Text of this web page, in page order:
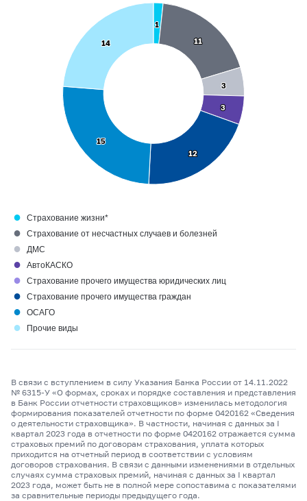
1
1
11
11
3
3
3
3
12
12
15
15
14
14
● Страхование жизни*
● Страхование от несчастных случаев и болезней
● ДМС
● АвтоКАСКО
● Страхование прочего имущества юридических лиц
● Страхование прочего имущества граждан
● ОСАГО
● Прочие виды
В связи с вступлением в силу Указания Банка России от 14.11.2022
№ 6315-У «О формах, сроках и порядке составления и представления
в Банк России отчетности страховщиков» изменилась методология
формирования показателей отчетности по форме 0420162 «Сведения
о деятельности страховщика». В частности, начиная с данных за I
квартал 2023 года в отчетности по форме 0420162 отражается сумма
страховых премий по договорам страхования, уплата которых
приходится на отчетный период в соответствии с условиям
договоров страхования. В связи с данными изменениями в отдельных
случаях сумма страховых премий, начиная с данных за I квартал
2023 года, может быть не в полной мере сопоставима с показателями
за сравнительные периоды предыдущего года.